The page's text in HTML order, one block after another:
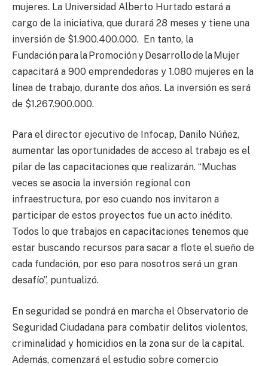
mujeres. La Universidad Alberto Hurtado estará a
cargo de la iniciativa, que durará 28 meses y tiene una
inversión de $1.900.400.000. En tanto, la
Fundación para la Promoción y Desarrollo de la Mujer
capacitará a 900 emprendedoras y 1.080 mujeres en la
línea de trabajo, durante dos años. La inversión es será
de $1.267.900.000.
Para el director ejecutivo de Infocap, Danilo Núñez,
aumentar las oportunidades de acceso al trabajo es el
pilar de las capacitaciones que realizarán. “Muchas
veces se asocia la inversión regional con
infraestructura, por eso cuando nos invitaron a
participar de estos proyectos fue un acto inédito.
Todos lo que trabajos en capacitaciones tenemos que
estar buscando recursos para sacar a flote el sueño de
cada fundación, por eso para nosotros será un gran
desafío”, puntualizó.
En seguridad se pondrá en marcha el Observatorio de
Seguridad Ciudadana para combatir delitos violentos,
criminalidad y homicidios en la zona sur de la capital.
Además, comenzará el estudio sobre comercio